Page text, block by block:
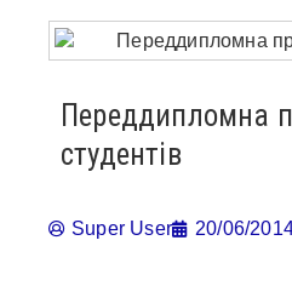
Переддипломна
студентів
Super User 20/06/